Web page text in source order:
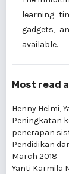
learning
gadgets,
available.
Most read
Henny Helmi,
Peningkatan
penerapan
Pendidikan
March 2018
Yanti Karmila